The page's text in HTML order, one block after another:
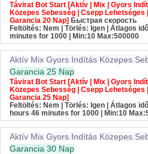
Távirat Bot Start [Aktív | Mix | Gyors
Közepes Sebesség | Csepp Lehetséges |
Garancia 20 Nap] Быстрая скорость
Feltöltés: Nem | Törlés: Igen | Átlagos
minutes for 1000
| Min:10 Max:500000
Aktív Mix Gyors Indítás Közepes
Garancia 25 Nap
Távirat Bot Start [Aktív | Mix | Gyors
Közepes Sebesség | Csepp Lehetséges |
Garancia 25 Nap]
Feltöltés: Nem | Törlés: Igen | Átlagos
hours 46 minutes for 1000
| Min:10
Aktív Mix Gyors Indítás Közepes
Garancia 30 Nap